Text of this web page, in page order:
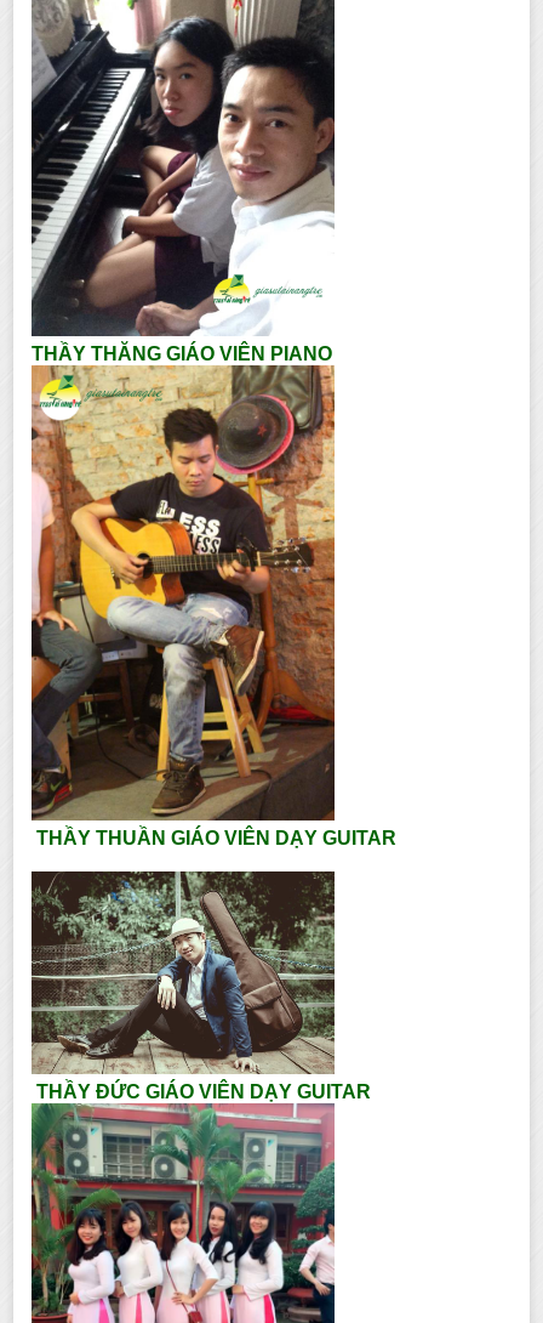
THẦY THĂNG GIÁO VIÊN PIANO
THẦY THUẦN GIÁO VIÊN DẠY GUITAR
THẦY ĐỨC GIÁO VIÊN DẠY GUITAR